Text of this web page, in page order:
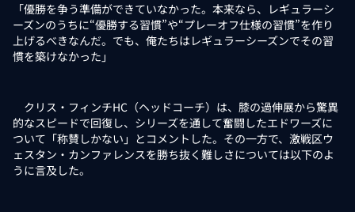
「優勝を争う準備ができていなかった。本来なら、レギュラーシ
ーズンのうちに“優勝する習慣”や“プレーオフ仕様の習慣”を作り
上げるべきなんだ。でも、俺たちはレギュラーシーズンでその習
慣を築けなかった」
クリス・フィンチHC（ヘッドコーチ）は、膝の過伸展から驚異
的なスピードで回復し、シリーズを通して奮闘したエドワーズに
ついて「称賛しかない」とコメントした。その一方で、激戦区ウ
ェスタン・カンファレンスを勝ち抜く難しさについては以下のよ
うに言及した。